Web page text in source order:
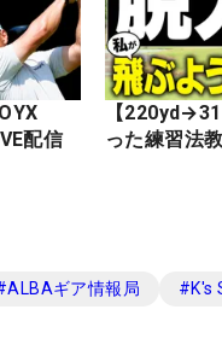
LIVE配信
【
った練習法
ALBAギア情報局 #K's